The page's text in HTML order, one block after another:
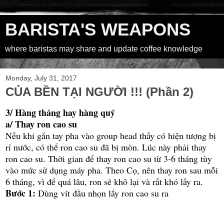
BARISTA'S WEAPONS
where baristas may share and update coffee knowledge
Monday, July 31, 2017
CỦA BỀN TẠI NGƯỜI !!! (Phần 2)
3/ Hàng tháng hay hàng quý
a/ Thay ron cao su
Nếu khi gắn tay pha vào group head thấy có hiện tượng bị
rỉ nước, có thể ron cao su đã bị mòn. Lúc này phải thay
ron cao su. Thời gian để thay ron cao su từ 3-6 tháng tùy
vào mức sử dụng máy pha. Theo Cọ, nên thay ron sau mỗi
6 tháng, vì để quá lâu, ron sẽ khô lại và rất khó lấy ra.
Bước 1: Dùng vít đầu nhọn lấy ron cao su ra